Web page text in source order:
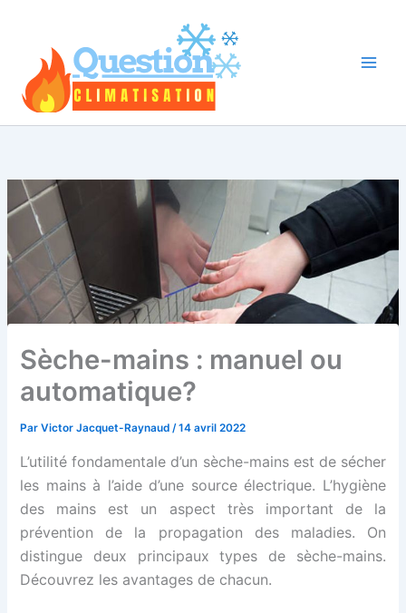
Sèche-mains : manuel ou
automatique?
ParVictor Jacquet-Raynaud/14 avril 2022
L’utilité fondamentale d’un sèche-mains est de sécher
les mains à l’aide d’une source électrique. L’hygiène
des mains est un aspect très important de la
prévention de la propagation des maladies. On
distingue deux principaux types de sèche-mains.
Découvrez les avantages de chacun.